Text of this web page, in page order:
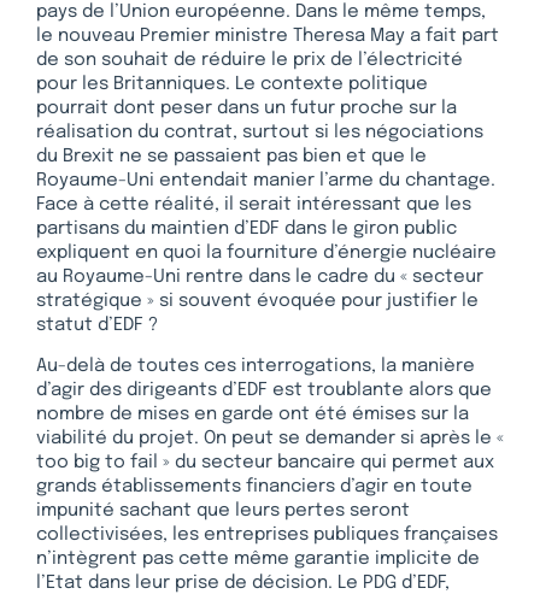
pays de l’Union européenne. Dans le même temps,
le nouveau Premier ministre Theresa May a fait part
de son souhait de réduire le prix de l’électricité
pour les Britanniques. Le contexte politique
pourrait dont peser dans un futur proche sur la
réalisation du contrat, surtout si les négociations
du Brexit ne se passaient pas bien et que le
Royaume-Uni entendait manier l’arme du chantage.
Face à cette réalité, il serait intéressant que les
partisans du maintien d’EDF dans le giron public
expliquent en quoi la fourniture d’énergie nucléaire
au Royaume-Uni rentre dans le cadre du « secteur
stratégique » si souvent évoquée pour justifier le
statut d’EDF ?
Au-delà de toutes ces interrogations, la manière
d’agir des dirigeants d’EDF est troublante alors que
nombre de mises en garde ont été émises sur la
viabilité du projet. On peut se demander si après le «
too big to fail » du secteur bancaire qui permet aux
grands établissements financiers d’agir en toute
impunité sachant que leurs pertes seront
collectivisées, les entreprises publiques françaises
n’intègrent pas cette même garantie implicite de
l’Etat dans leur prise de décision. Le PDG d’EDF,